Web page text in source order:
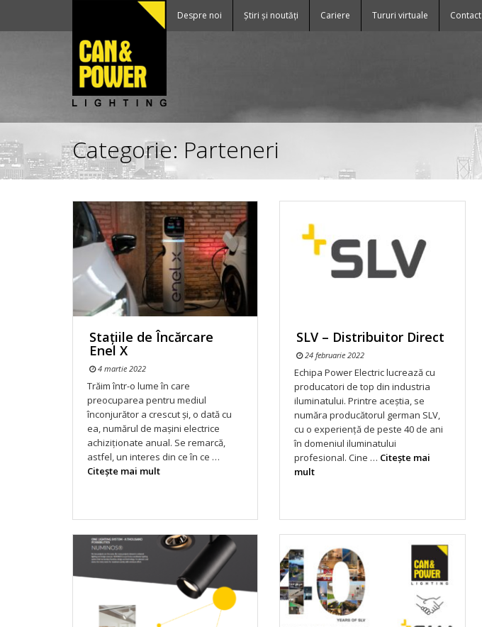
Despre noi Știri și noutăți Cariere Tururi virtuale Contact
Categorie: Parteneri
Stațiile de Încărcare
Enel X
4 martie 2022
Trăim într-o lume în care
preocuparea pentru mediul
înconjurător a crescut și, o dată cu
ea, numărul de mașini electrice
achiziționate anual. Se remarcă,
astfel, un interes din ce în ce …
Citeşte mai mult
SLV – Distribuitor Direct
24 februarie 2022
Echipa Power Electric lucrează cu
producatori de top din industria
iluminatului. Printre aceștia, se
număra producătorul german SLV,
cu o experiență de peste 40 de ani
în domeniul iluminatului
profesional. Cine … Citeşte mai
mult